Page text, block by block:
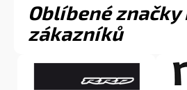
Oblíbené značky
zákazníků